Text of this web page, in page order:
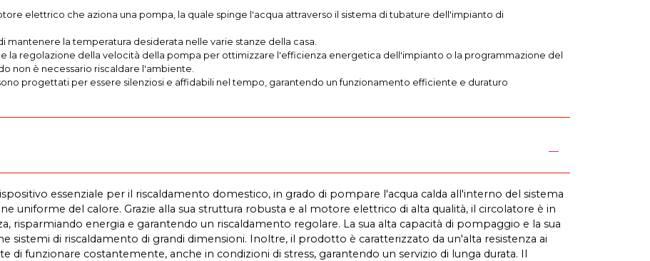
elettrico che aziona una pompa, la quale spinge l'acqua attraverso il sistema di tubature dell'impianto di
la temperatura desiderata nelle varie stanze della casa.
la regolazione della velocità della pompa per ottimizzare l'efficienza energetica dell'impianto o la programmazione del
non è necessario riscaldare l'ambiente.
progettati per essere silenziosi e affidabili nel tempo, garantendo un funzionamento efficiente e duraturo
essenziale per il riscaldamento domestico, in grado di pompare l'acqua calda all'interno del sistema
uniforme del calore. Grazie alla sua struttura robusta e al motore elettrico di alta qualità, il circolatore è in
risparmiando energia e garantendo un riscaldamento regolare. La sua alta capacità di pompaggio e la sua
sistemi di riscaldamento di grandi dimensioni. Inoltre, il prodotto è caratterizzato da un'alta resistenza ai
di funzionare costantemente, anche in condizioni di stress, garantendo un servizio di lunga durata. Il